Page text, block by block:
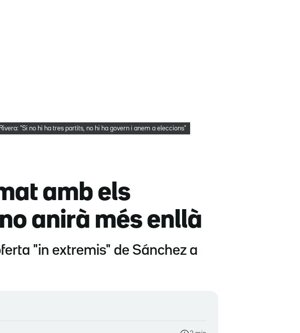
Rivera: "Si no hi ha tres partits, no hi ha govern i anem a eleccions"
amb els
anirà més enllà
"in extremis" de Sánchez a